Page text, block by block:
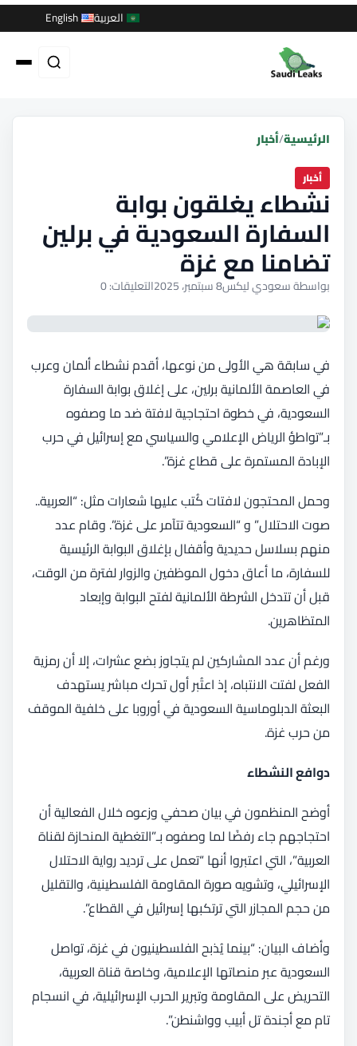
العربية English
الرئيسية/أخبار
أخبار
نشطاء يغلقون بوابة
السفارة السعودية في برلين
تضامنا مع غزة
بواسطة سعودي ليكس8 سبتمبر، 2025 التعليقات: 0
في سابقة هي الأولى من نوعها، أقدم نشطاء ألمان وعرب
في العاصمة الألمانية برلين، على إغلاق بوابة السفارة
السعودية، في خطوة احتجاجية لافتة ضد ما وصفوه
بـ”تواطؤ الرياض الإعلامي والسياسي مع إسرائيل في حرب
الإبادة المستمرة على قطاع غزة”.
وحمل المحتجون لافتات كُتب عليها شعارات مثل: “العربية..
صوت الاحتلال” و “السعودية تتآمر على غزة”. وقام عدد
منهم بسلاسل حديدية وأقفال بإغلاق البوابة الرئيسية
للسفارة، ما أعاق دخول الموظفين والزوار لفترة من الوقت،
قبل أن تتدخل الشرطة الألمانية لفتح البوابة وإبعاد
المتظاهرين.
ورغم أن عدد المشاركين لم يتجاوز بضع عشرات، إلا أن رمزية
الفعل لفتت الانتباه، إذ اعتُبر أول تحرك مباشر يستهدف
البعثة الدبلوماسية السعودية في أوروبا على خلفية الموقف
من حرب غزة.
دوافع النشطاء
أوضح المنظمون في بيان صحفي وزعوه خلال الفعالية أن
احتجاجهم جاء رفضًا لما وصفوه بـ”التغطية المنحازة لقناة
العربية”، التي اعتبروا أنها “تعمل على ترديد رواية الاحتلال
الإسرائيلي، وتشويه صورة المقاومة الفلسطينية، والتقليل
من حجم المجازر التي ترتكبها إسرائيل في القطاع”.
وأضاف البيان: “بينما يُذبح الفلسطينيون في غزة، تواصل
السعودية عبر منصاتها الإعلامية، وخاصة قناة العربية،
التحريض على المقاومة وتبرير الحرب الإسرائيلية، في انسجام
تام مع أجندة تل أبيب وواشنطن”.